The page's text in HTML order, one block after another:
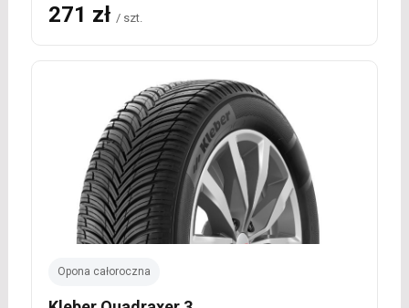
271 zł / szt.
Opona całoroczna